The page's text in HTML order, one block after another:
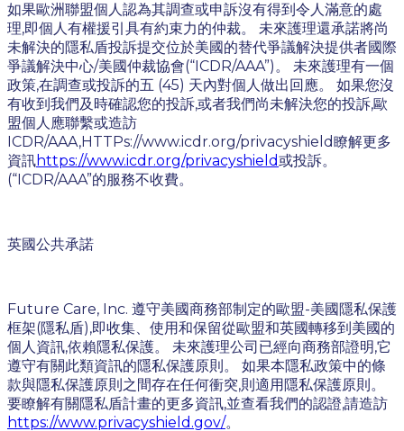
如果歐洲聯盟個人認為其調查或申訴沒有得到令人滿意的處
理,即個人有權援引具有約束力的仲裁。 未來護理還承諾將尚
未解決的隱私盾投訴提交位於美國的替代爭議解決提供者國際
爭議解決中心/美國仲裁協會(“ICDR/AAA”)。 未來護理有一個
政策,在調查或投訴的五 (45) 天內對個人做出回應。 如果您沒
有收到我們及時確認您的投訴,或者我們尚未解決您的投訴,歐
盟個人應聯繫或造訪
ICDR/AAA,HTTPs://www.icdr.org/privacyshield瞭解更多
資訊https://www.icdr.org/privacyshield或投訴。
(“ICDR/AAA”的服務不收費。
英國公共承諾
Future Care, Inc. 遵守美國商務部制定的歐盟-美國隱私保護
框架(隱私盾),即收集、使用和保留從歐盟和英國轉移到美國的
個人資訊,依賴隱私保護。 未來護理公司已經向商務部證明,它
遵守有關此類資訊的隱私保護原則。 如果本隱私政策中的條
款與隱私保護原則之間存在任何衝突,則適用隱私保護原則。
要瞭解有關隱私盾計畫的更多資訊,並查看我們的認證,請造訪
https://www.privacyshield.gov/。